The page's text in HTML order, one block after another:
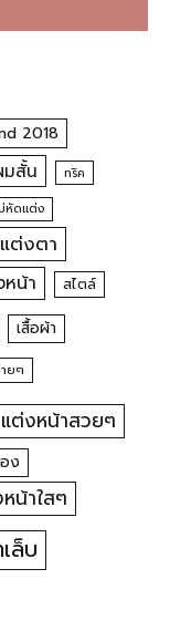
2018
มสั้น ทริค
หัดแต่ง
ต่งตา
น้า สไตล์
เสื้อผ้า
ยๆ
แต่งหน้าสวยๆ
ง
น้าใสๆ
ล็บ